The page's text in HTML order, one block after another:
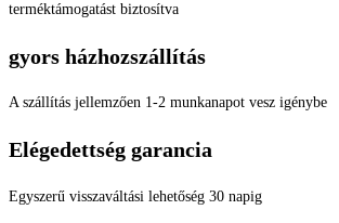
terméktámogatást biztosítva
gyors házhozszállítás
A szállítás jellemzően 1-2 munkanapot vesz igénybe
Elégedettség garancia
Egyszerű visszaváltási lehetőség 30 napig